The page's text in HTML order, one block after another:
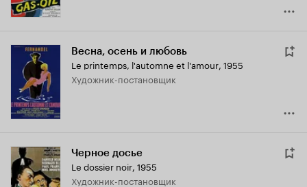
Весна, осень и любовь
Le printemps, l'automne et l'amour, 1955
Художник-постановщик
Черное досье
Le dossier noir, 1955
Художник-постановщик